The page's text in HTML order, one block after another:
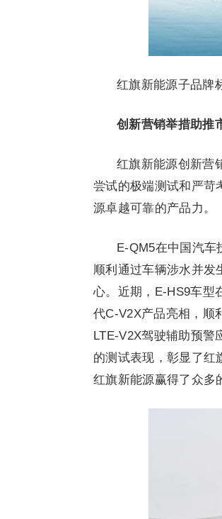
红旗新能源子品牌
创新营销举措助推
红旗新能源创新营
尝试的极端测试和严苛
源卓越可靠的产品力。
E-QM5在中国汽车
顺利通过车辆涉水并发
心。近期，E-HS9车型
代C-V2X产品亮相，顺
LTE-V2X驾驶辅助预警
的测试表现，彰显了红
红旗新能源赢得了众多